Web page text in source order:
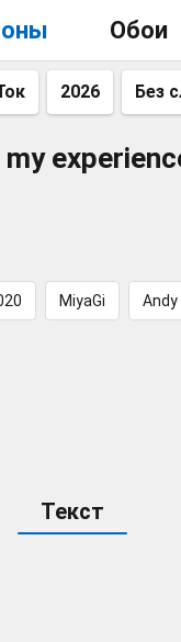
Обои
2026 Без
MiyaGi Andy
Текст